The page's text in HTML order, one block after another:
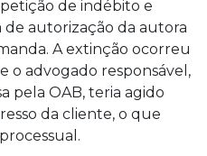
de indébito e
de autorização da autora
A extinção ocorreu
o advogado responsável,
pela OAB, teria agido
da cliente, o que